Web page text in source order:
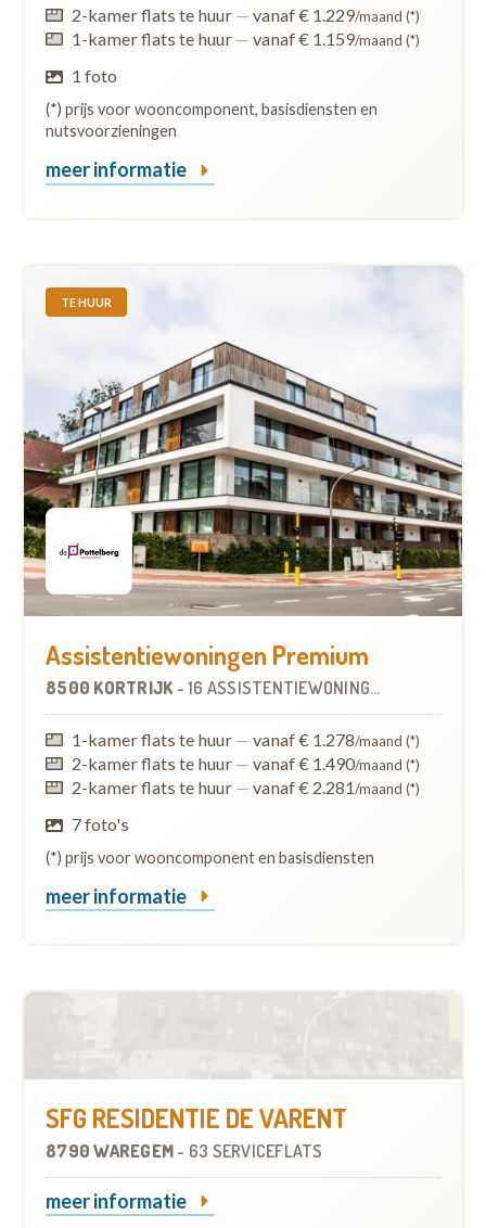
2-kamer flats te huur — vanaf € 1.229/maand (*)
1-kamer flats te huur — vanaf € 1.159/maand (*)
1 foto
(*) prijs voor wooncomponent, basisdiensten en
nutsvoorzieningen
meer informatie
TE HUUR
Assistentiewoningen Premium
8500 KORTRIJK - 16 ASSISTENTIEWONINGEN
1-kamer flats te huur — vanaf € 1.278/maand (*)
2-kamer flats te huur — vanaf € 1.490/maand (*)
2-kamer flats te huur — vanaf € 2.281/maand (*)
7 foto's
(*) prijs voor wooncomponent en basisdiensten
meer informatie
SFG RESIDENTIE DE VARENT
8790 WAREGEM - 63 SERVICEFLATS
meer informatie